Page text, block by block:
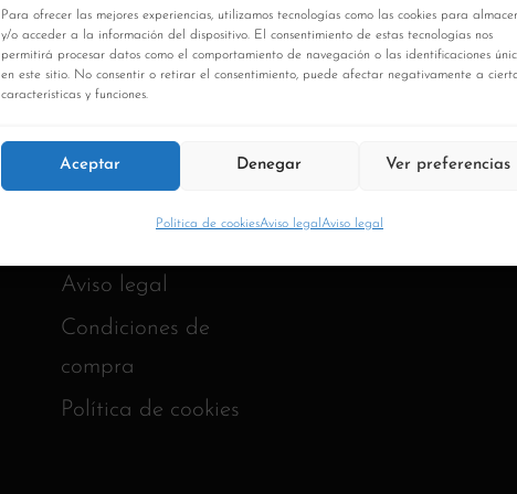
Para ofrecer las mejores experiencias, utilizamos tecnologías como las cookies para
y/o acceder a la información del dispositivo. El consentimiento de estas tecnologías nos
permitirá procesar datos como el comportamiento de navegación o las identificaciones
en este sitio. No consentir o retirar el consentimiento, puede afectar negativamente a
características y funciones.
Aceptar Denegar Ver preferencias
Política de cookiesAviso legal Aviso legal
Aviso legal
Condiciones de
compra
Política de cookies